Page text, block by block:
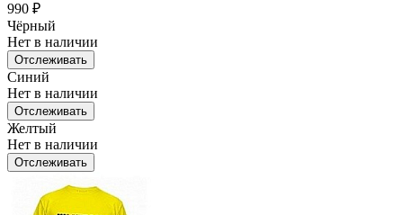
990 ₽
Чёрный
Нет в наличии
Отслеживать
Синий
Нет в наличии
Отслеживать
Желтый
Нет в наличии
Отслеживать